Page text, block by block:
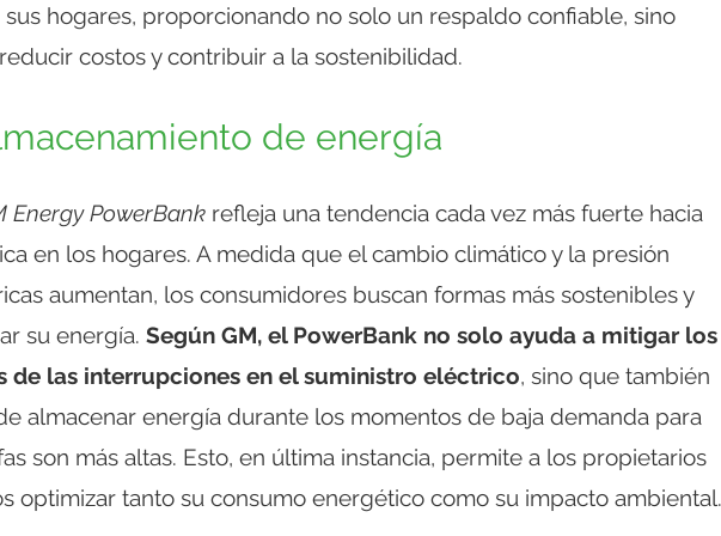
hogares, proporcionando no solo un respaldo confiable, sino
costos y contribuir a la sostenibilidad.
de energía
Energy PowerBank refleja una tendencia cada vez más fuerte hacia
en los hogares. A medida que el cambio climático y la presión
aumentan, los consumidores buscan formas más sostenibles y
su energía. Según GM, el PowerBank no solo ayuda a mitigar los
de las interrupciones en el suministro eléctrico, sino que también
almacenar energía durante los momentos de baja demanda para
son más altas. Esto, en última instancia, permite a los propietarios
optimizar tanto su consumo energético como su impacto ambiental.